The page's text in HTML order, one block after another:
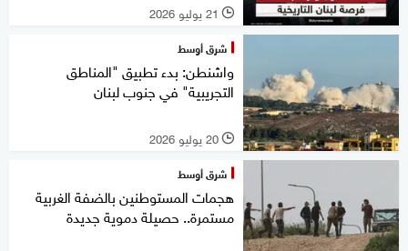
l 21 يوليو 2026
شرق أوسط
واشنطن: بدء تطبيق "المناطق
التجريبية" في جنوب لبنان
l 20 يوليو 2026
شرق أوسط
هجمات المستوطنين بالضفة الغربية
مستمرة.. حصيلة دموية جديدة